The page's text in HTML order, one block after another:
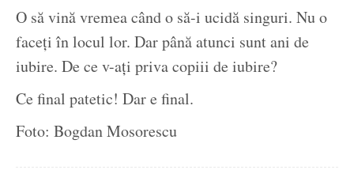
O să vină vremea când o să-i ucidă singuri. Nu o
faceți în locul lor. Dar până atunci sunt ani de
iubire. De ce v-ați priva copiii de iubire?
Ce final patetic! Dar e final.
Foto: Bogdan Mosorescu